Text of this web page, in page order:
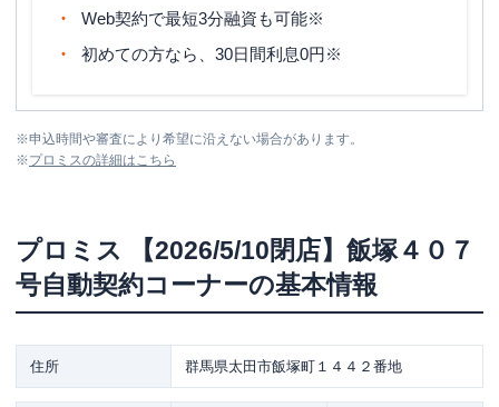
Web契約で最短3分融資も可能※
初めての方なら、30日間利息0円※
※申込時間や審査により希望に沿えない場合があります。
※プロミスの詳細はこちら
プロミス
【2026/5/10閉店】飯塚４０７
号自動契約コーナーの基本情報
住所 群馬県太田市飯塚町１４４２番地